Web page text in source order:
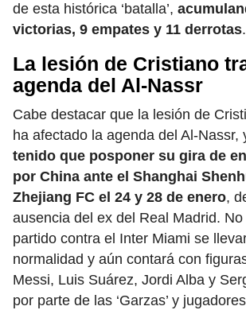
de esta histórica ‘batalla’,
victorias, 9 empates y 11 derrotas.
La lesión de Cristiano
agenda del Al-Nassr
Cabe destacar que la lesión de
ha afectado la agenda del Al-Nassr,
tenido que posponer su gira de
por China ante el Shanghai
Zhejiang FC el 24 y 28 de enero,
ausencia del ex del Real Madrid. No
partido contra el Inter Miami se
normalidad y aún contará con
Messi, Luis Suárez, Jordi Alba y
por parte de las ‘Garzas’ y